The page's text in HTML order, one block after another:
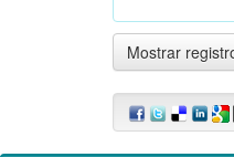
Mostrar